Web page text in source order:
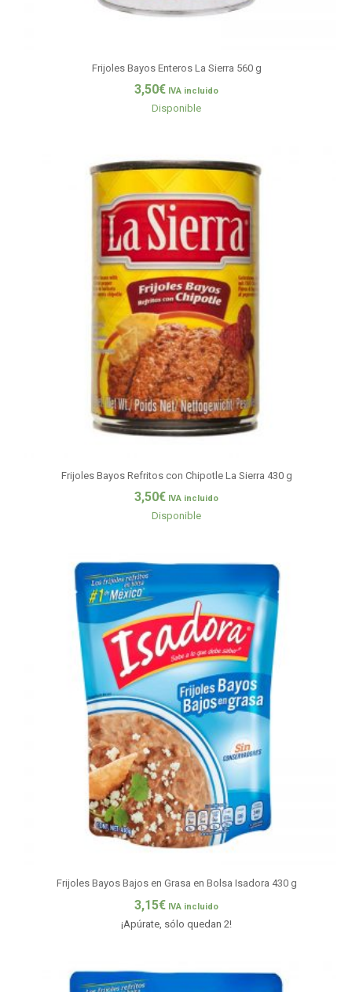
Frijoles Bayos Enteros La Sierra 560 g
3,50€ IVA incluido
Disponible
Frijoles Bayos Refritos con Chipotle La Sierra 430 g
3,50€ IVA incluido
Disponible
Frijoles Bayos Bajos en Grasa en Bolsa Isadora 430 g
3,15€ IVA incluido
¡Apúrate, sólo quedan 2!